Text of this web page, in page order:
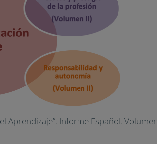
Aprendizaje”. Informe Español.